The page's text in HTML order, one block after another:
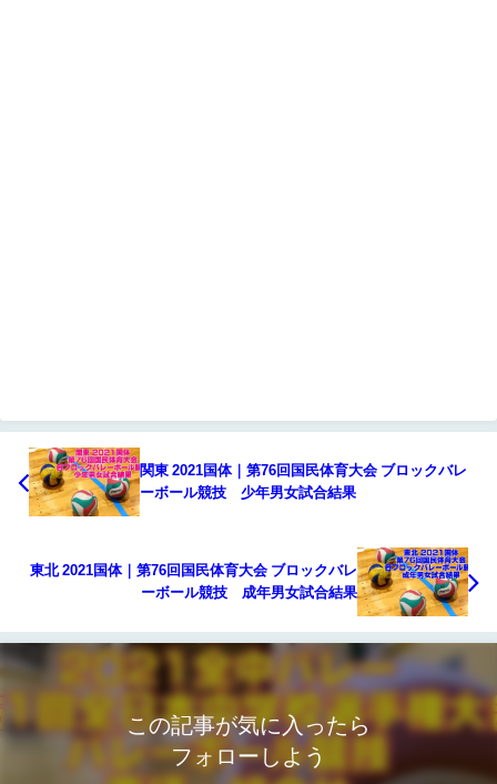
関東 2021国体｜第76回国民体育大会 ブロックバレ
ーボール競技 少年男女試合結果
東北 2021国体｜第76回国民体育大会 ブロックバレ
ーボール競技 成年男女試合結果
この記事が気に入ったら
フォローしよう